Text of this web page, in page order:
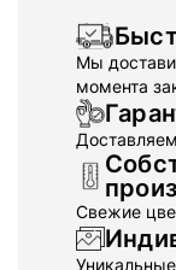
Мы
момента
Свежие